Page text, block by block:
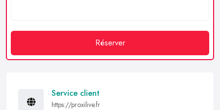
Réserver
Service client
https://proxilive.fr